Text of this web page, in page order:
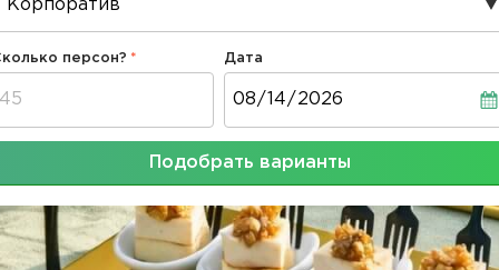
персон? Дата
Подобрать варианты